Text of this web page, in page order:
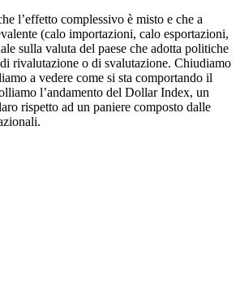
l’effetto complessivo è misto e che a
(calo importazioni, calo esportazioni,
sulla valuta del paese che adotta politiche
rivalutazione o di svalutazione. Chiudiamo
a vedere come si sta comportando il
l’andamento del Dollar Index, un
rispetto ad un paniere composto dalle